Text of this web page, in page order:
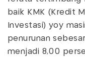
baik KMK (Kredit
Investasi) yoy
penurunan
menjadi 8,00